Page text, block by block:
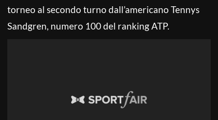
torneo al secondo turno dall’americano Tennys
Sandgren, numero 100 del ranking ATP.